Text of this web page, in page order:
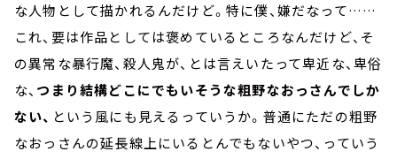
な人物として描かれるんだけど。特に僕、嫌だなって……
これ、要は作品としては褒めているところなんだけど、そ
の異常な暴行魔、殺人鬼が、とは言えいたって卑近な、卑俗
な、 つまり結構どこにでもいそうな粗野なおっさんでしか
ない、 という風にも見えるっていうか。普通にただの粗野
なおっさんの延長線上にいるとんでもないやつ、っていう